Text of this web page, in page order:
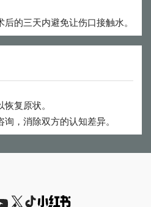
的三天内避免让伤口接触水。
复原状。
，消除双方的认知差异。